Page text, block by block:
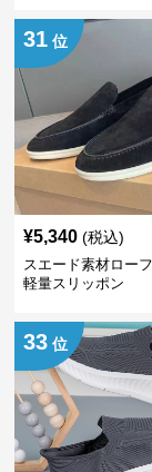
31 位
¥5,340 (税込)
スエード素材ロー
軽量スリッポン
33 位